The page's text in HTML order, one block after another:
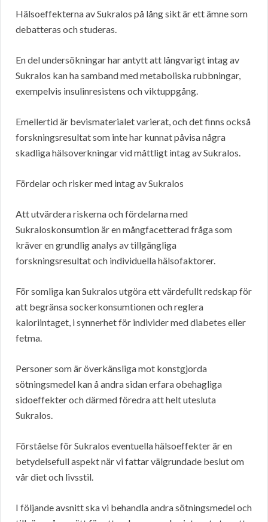
Hälsoeffekterna av Sukralos på lång sikt är ett ämne som
debatteras och studeras.
En del undersökningar har antytt att långvarigt intag av
Sukralos kan ha samband med metaboliska rubbningar,
exempelvis insulinresistens och viktuppgång.
Emellertid är bevismaterialet varierat, och det finns också
forskningsresultat som inte har kunnat påvisa några
skadliga hälsoverkningar vid måttligt intag av Sukralos.
Fördelar och risker med intag av Sukralos
Att utvärdera riskerna och fördelarna med
Sukraloskonsumtion är en mångfacetterad fråga som
kräver en grundlig analys av tillgängliga
forskningsresultat och individuella hälsofaktorer.
För somliga kan Sukralos utgöra ett värdefullt redskap för
att begränsa sockerkonsumtionen och reglera
kaloriintaget, i synnerhet för individer med diabetes eller
fetma.
Personer som är överkänsliga mot konstgjorda
sötningsmedel kan å andra sidan erfara obehagliga
sidoeffekter och därmed föredra att helt utesluta
Sukralos.
Förståelse för Sukralos eventuella hälsoeffekter är en
betydelsefull aspekt när vi fattar välgrundade beslut om
vår diet och livsstil.
I följande avsnitt ska vi behandla andra sötningsmedel och